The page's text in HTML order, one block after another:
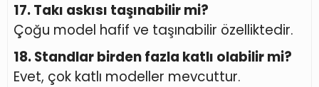
17. Takı askısı taşınabilir mi?
Çoğu model hafif ve taşınabilir özelliktedir.
18. Standlar birden fazla katlı olabilir mi?
Evet, çok katlı modeller mevcuttur.